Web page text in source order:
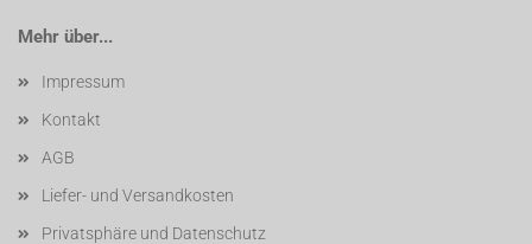
Mehr über...
Impressum
Kontakt
AGB
Liefer- und Versandkosten
Privatsphäre und Datenschutz